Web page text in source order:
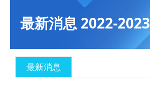
最新消息 2022-2023
最新消息